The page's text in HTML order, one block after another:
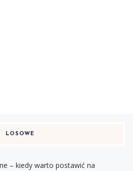
LOSOWE
– kiedy warto postawić na